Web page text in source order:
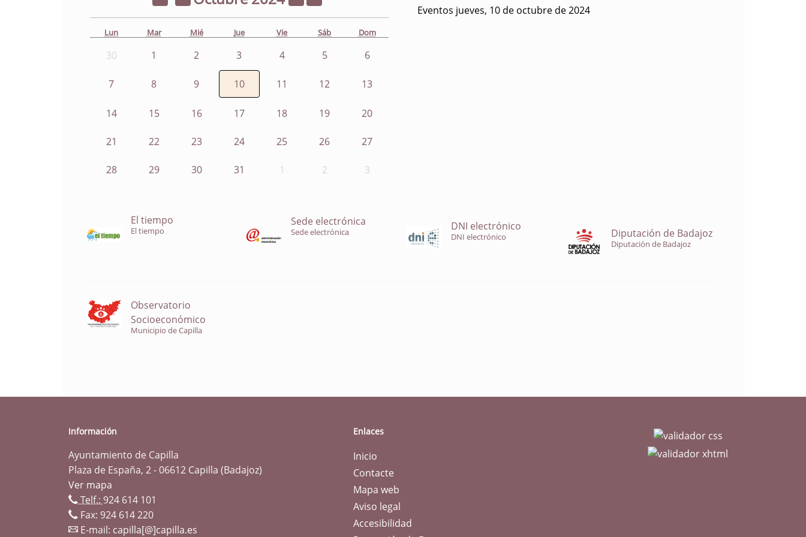
Lun Mar Mié Jue Vie Sáb Dom
30 1 2 3 4 5 6
7 8 9 10 11 12 13
14 15 16 17 18 19 20
21 22 23 24 25 26 27
28 29 30 31 1 2 3
Eventos jueves, 10 de octubre de 2024
El tiempo
El tiempo
Sede electrónica
Sede electrónica DNI electrónico
DNI electrónico Diputación de Badajoz
Diputación de Badajoz
Observatorio
Socioeconómico
Municipio de Capilla
Información
Ayuntamiento de Capilla
Plaza de España, 2 - 06612 Capilla (Badajoz)
Ver mapa
Telf.: 924 614 101
Fax: 924 614 220
E-mail: capilla[@]capilla.es
Enlaces
Inicio
Contacte
Mapa web
Aviso legal
Accesibilidad